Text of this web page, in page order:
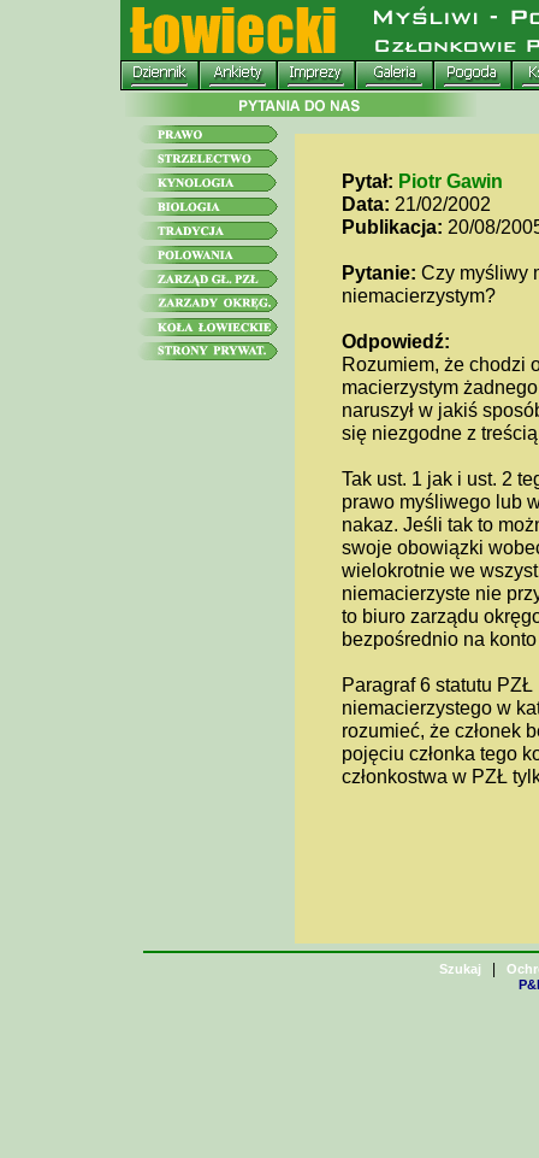
Pytał: Piotr Gawin
Data: 21/02/2002
Publikacja: 20/08/
Pytanie: Czy myśliwy
niemacierzystym?
Odpowiedź:
Rozumiem, że chodzi
macierzystym
naruszył w jakiś
się niezgodne z
Tak ust. 1 jak i ust. 2
prawo myśliwego lub
nakaz. Jeśli tak to
swoje obowiązki
wielokrotnie we
niemacierzyste nie
to biuro zarządu
bezpośrednio na
Paragraf 6 statutu
niemacierzystego w
rozumieć, że członek
pojęciu członka tego
członkostwa w PZŁ
Szukaj